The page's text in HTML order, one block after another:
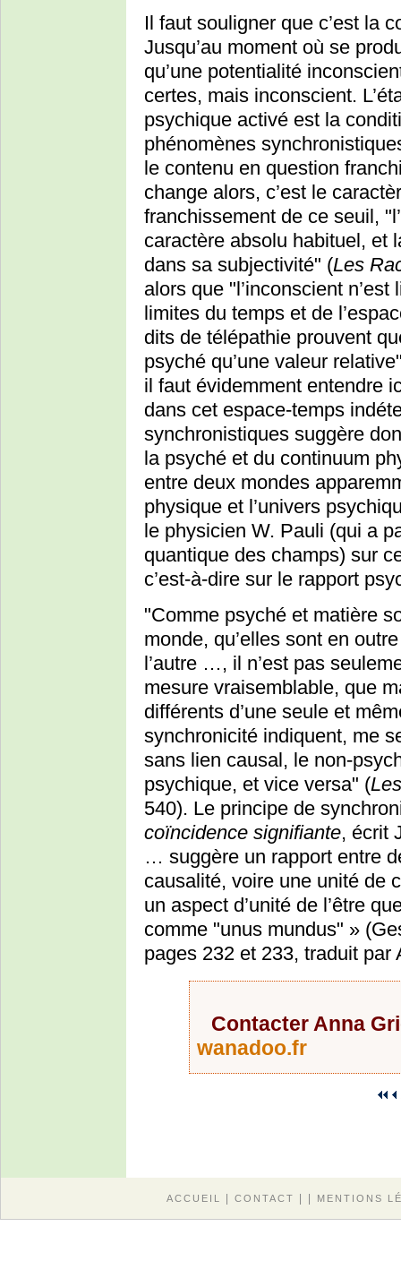
Il faut souligner que c’est la
Jusqu’au moment où se
qu’une potentialité
certes, mais inconscient.
psychique activé est la
phénomènes
le contenu en question
change alors, c’est le
franchissement de ce seuil,
caractère absolu habituel, et
dans sa subjectivité" (Les
alors que "l’inconscient
limites du temps et de
dits de télépathie prouvent
psyché qu’une valeur
il faut évidemment entendre
dans cet espace-temps
synchronistiques suggère
la psyché et du continuum
entre deux mondes
physique et l’univers
le physicien W. Pauli (qui a
quantique des champs) sur
c’est-à-dire sur le rapport
"Comme psyché et matière
monde, qu’elles sont en
l’autre …, il n’est pas
mesure vraisemblable, que
différents d’une seule et
synchronicité indiquent, me
sans lien causal, le non-
psychique, et vice versa" (
540). Le principe de
coïncidence signifiante, écrit
… suggère un rapport entre
causalité, voire une unité de
un aspect d’unité de l’être
comme "unus mundus" »
pages 232 et 233, traduit par
Contacter Anna
wanadoo.fr
ACCUEIL | CONTACT | | MENTIONS